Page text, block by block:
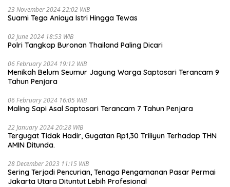
23 November 2024 22:02 WIB
Suami Tega Aniaya Istri Hingga Tewas
02 June 2024 18:53 WIB
Polri Tangkap Buronan Thailand Paling Dicari
06 February 2024 19:12 WIB
Menikah Belum Seumur Jagung Warga Saptosari Terancam 9
Tahun Penjara
06 February 2024 16:05 WIB
Maling Sapi Asal Saptosari Terancam 7 Tahun Penjara
22 January 2024 20:28 WIB
Tergugat Tidak Hadir, Gugatan Rp1,30 Triliyun Terhadap THN
AMIN Ditunda.
28 December 2023 11:15 WIB
Sering Terjadi Pencurian, Tenaga Pengamanan Pasar Permai
Jakarta Utara Dituntut Lebih Profesional